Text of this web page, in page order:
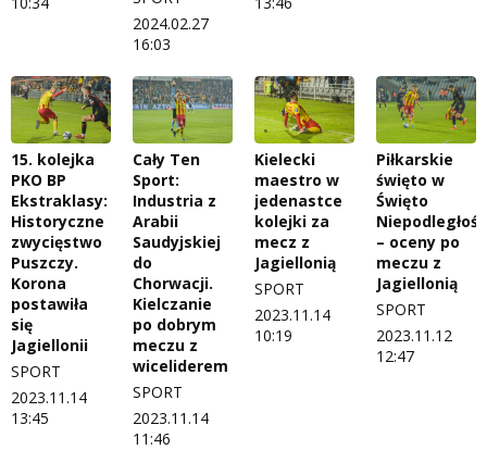
2024.02.27
16:03
15. kolejka
PKO BP
Ekstraklasy:
Historyczne
zwycięstwo
Puszczy.
Korona
postawiła
się
Jagiellonii
SPORT
2023.11.14
13:45
Cały Ten
Sport:
Industria z
Arabii
Saudyjskiej
do
Chorwacji.
Kielczanie
po dobrym
meczu z
wiceliderem
SPORT
2023.11.14
11:46
Kielecki
maestro w
jedenastce
kolejki za
mecz z
Jagiellonią
SPORT
2023.11.14
10:19
Piłkarskie
święto w
Święto
– oceny po
meczu z
Jagiellonią
SPORT
2023.11.12
12:47